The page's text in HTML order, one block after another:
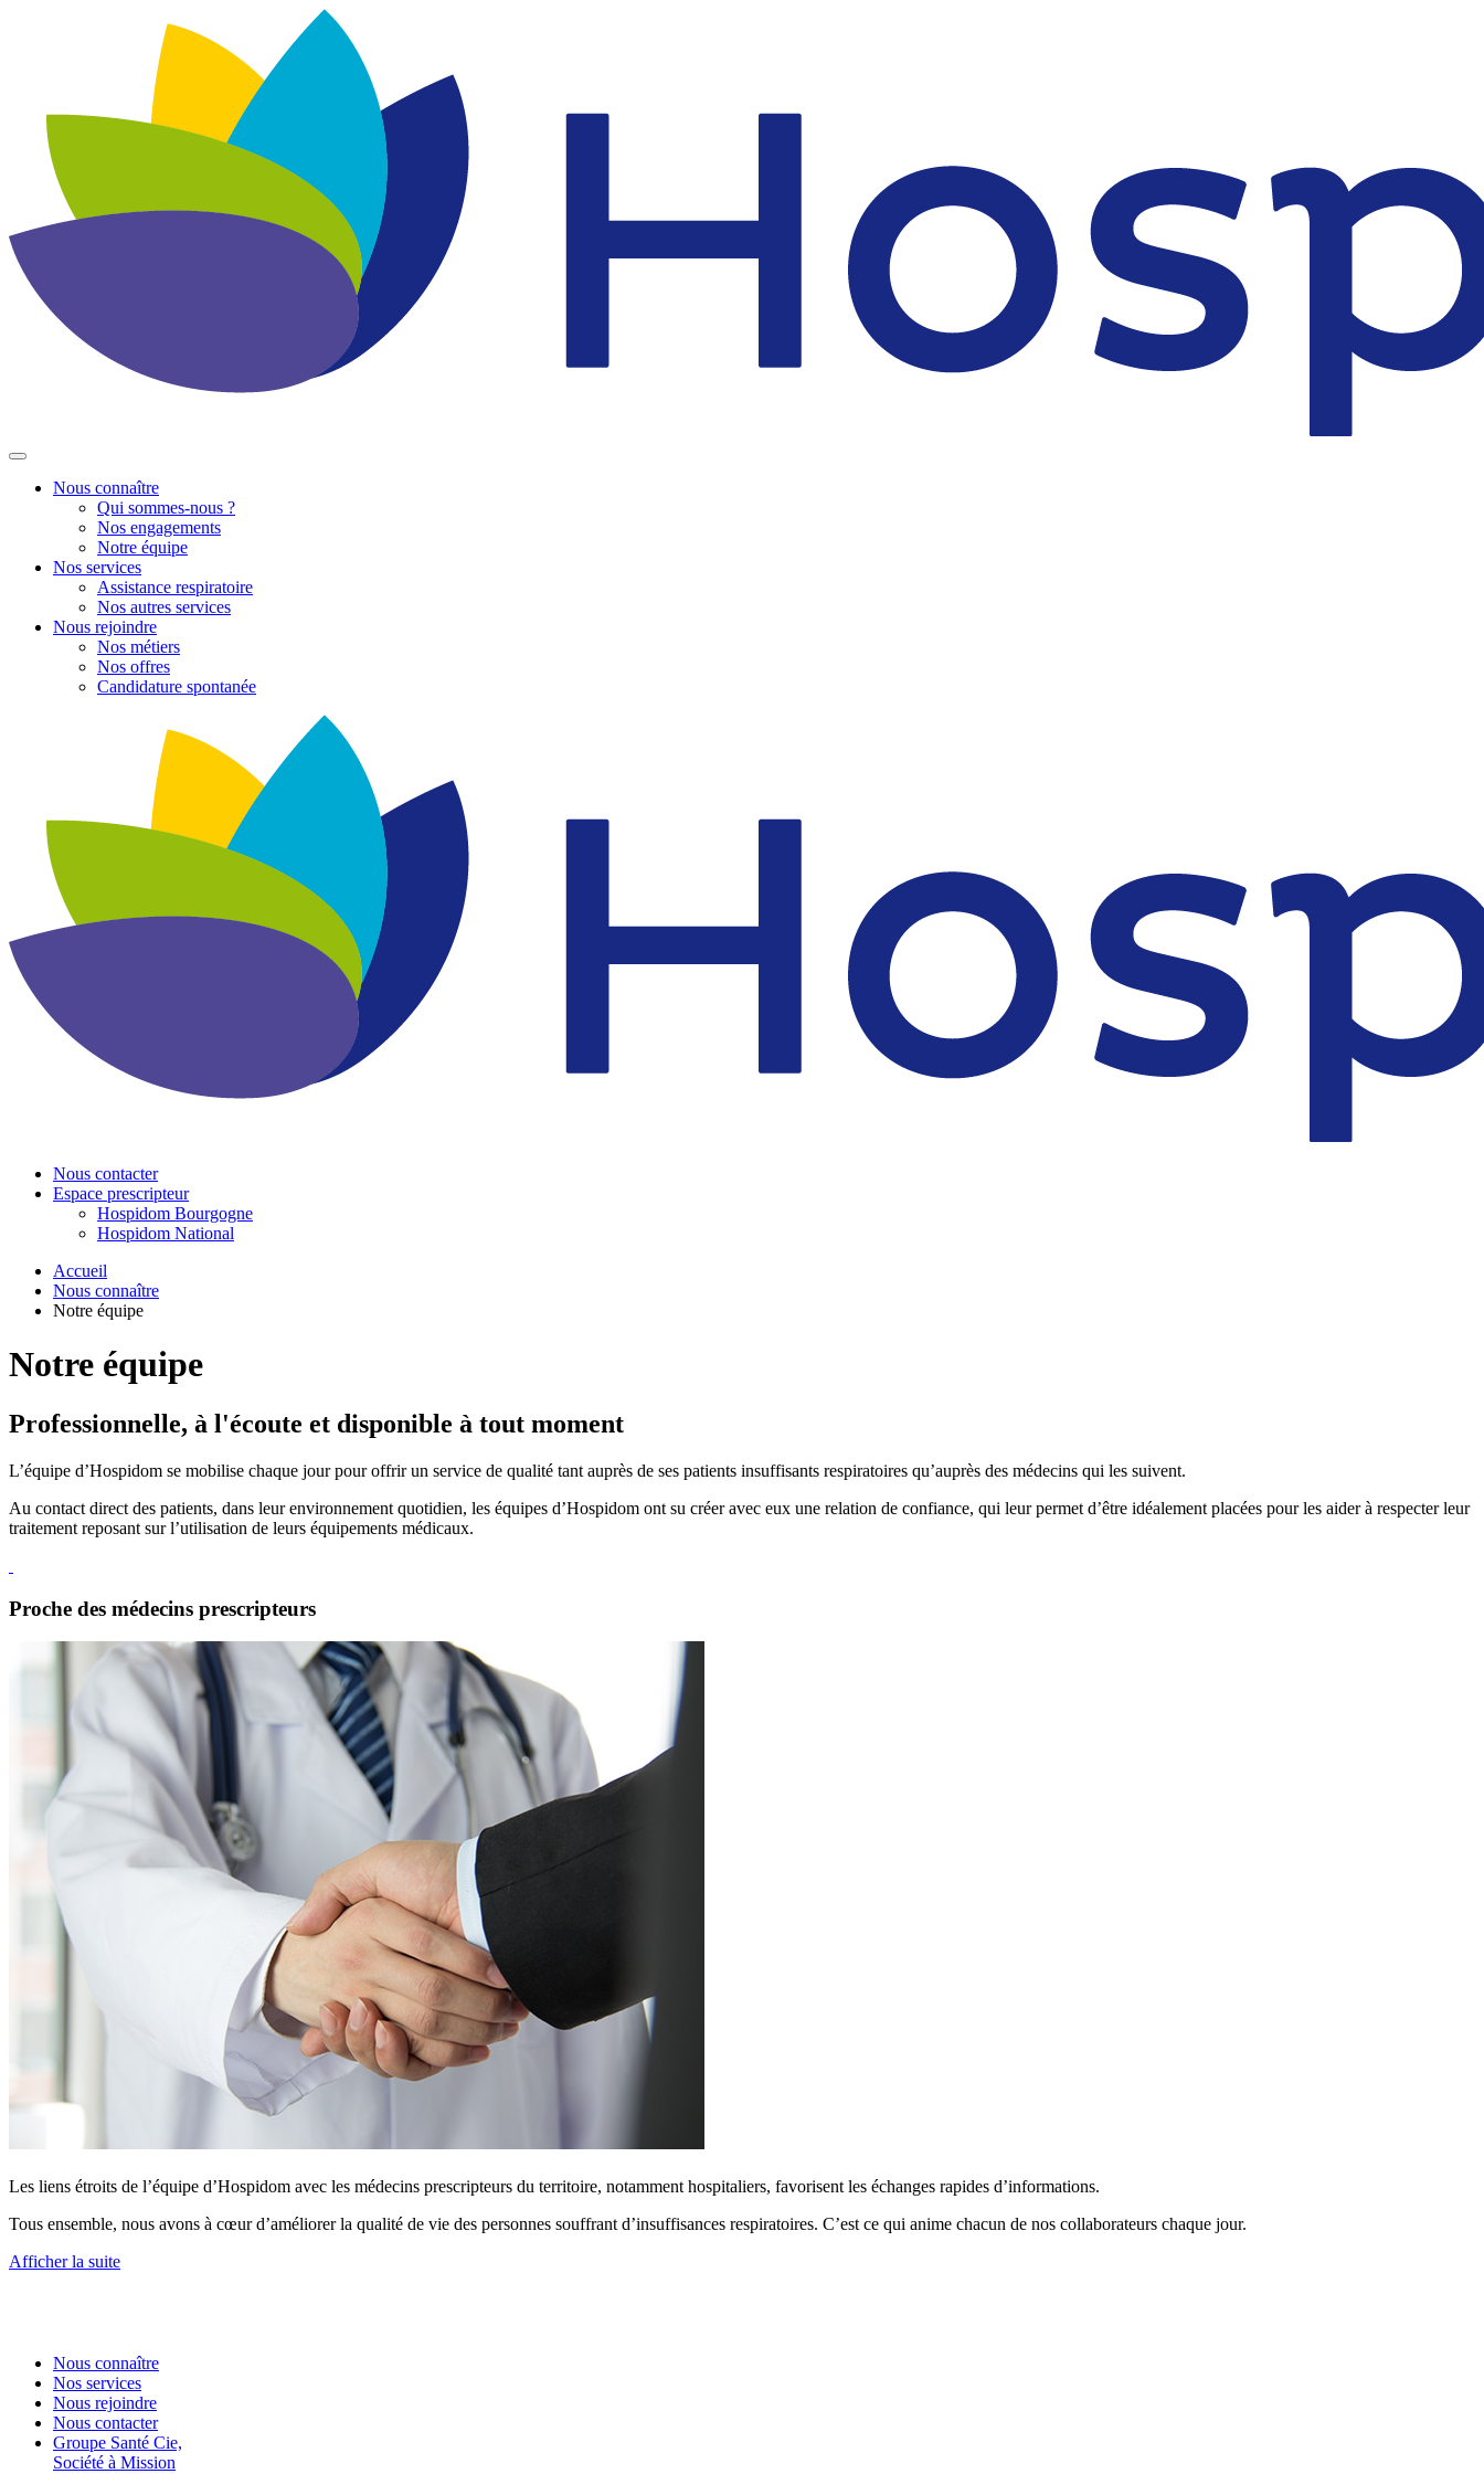
Nous connaître
Qui sommes-nous ?
Nos engagements
Notre équipe
Nos services
Assistance respiratoire
Nos autres services
Nous rejoindre
Nos métiers
Nos offres
Candidature spontanée
Nous contacter
Espace prescripteur
Hospidom Bourgogne
Hospidom National
Accueil
Nous connaître
Notre équipe
Notre équipe
Professionnelle, à l'écoute et disponible à tout moment
L’équipe d’Hospidom se mobilise chaque jour pour offrir un service de qualité tant auprès de ses patients insuffisants respiratoires qu’auprès des médecins qui les suivent.
Au contact direct des patients, dans leur environnement quotidien, les équipes d’Hospidom ont su créer avec eux une relation de confiance, qui leur permet d’être idéalement placées pour les aider à respecter leur
traitement reposant sur l’utilisation de leurs équipements médicaux.
Proche des médecins prescripteurs
Les liens étroits de l’équipe d’Hospidom avec les médecins prescripteurs du territoire, notamment hospitaliers, favorisent les échanges rapides d’informations.
Tous ensemble, nous avons à cœur d’améliorer la qualité de vie des personnes souffrant d’insuffisances respiratoires. C’est ce qui anime chacun de nos collaborateurs chaque jour.
Afficher la suite
Nous connaître
Nos services
Nous rejoindre
Nous contacter
Groupe Santé Cie,
Société à Mission